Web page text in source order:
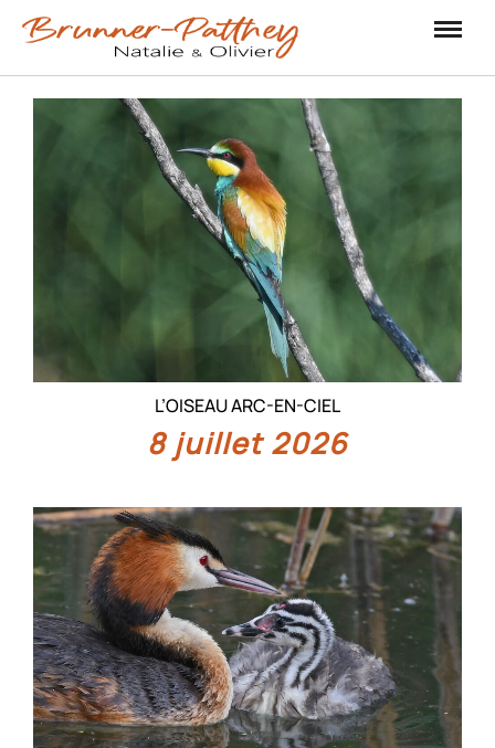
L’OISEAU ARC-EN-CIEL
8 juillet 2026